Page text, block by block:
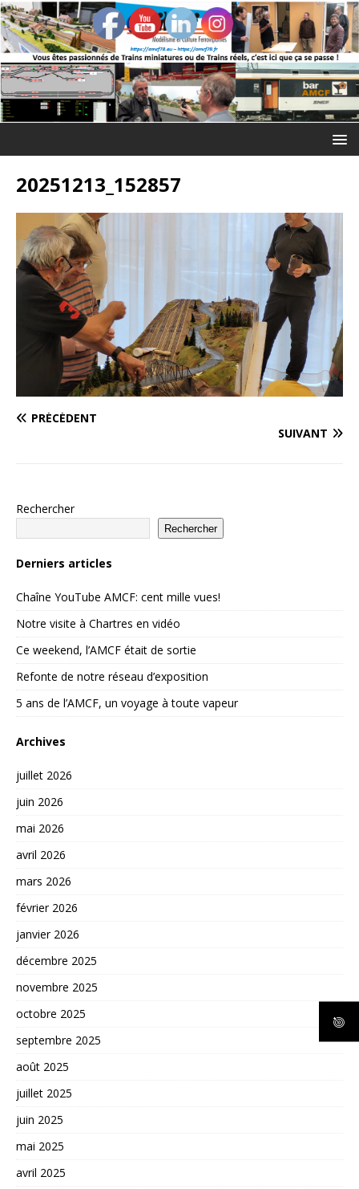
20251213_152857
PRÉCÉDENT
SUIVANT
Rechercher
Rechercher
Derniers articles
Chaîne YouTube AMCF: cent mille vues!
Notre visite à Chartres en vidéo
Ce weekend, l’AMCF était de sortie
Refonte de notre réseau d’exposition
5 ans de l’AMCF, un voyage à toute vapeur
Archives
juillet 2026
juin 2026
mai 2026
avril 2026
mars 2026
février 2026
janvier 2026
décembre 2025
novembre 2025
octobre 2025
septembre 2025
août 2025
juillet 2025
juin 2025
mai 2025
avril 2025